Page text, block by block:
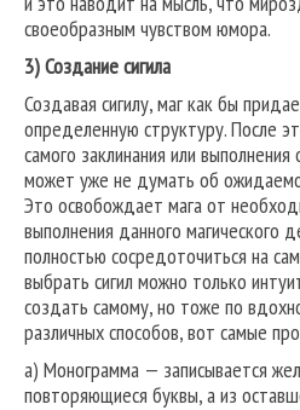
своеобразным чувством юмора.
3)Создание сигила
Создавая сигилу, маг как бы
определенную структуру. После
самого заклинания или
может уже не думать об
Это освобождает мага от
выполнения данного магического
полностью сосредоточиться на
выбрать сигил можно только
создать самому, но тоже по
различных способов, вот самые
а) Монограмма — записывается
повторяющиеся буквы, а из